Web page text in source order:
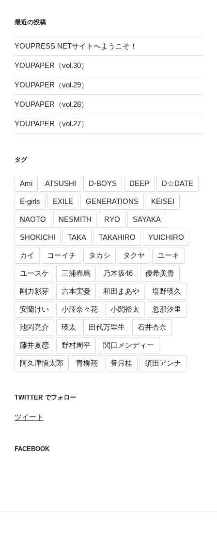
最近の投稿
YOUPRESS NETサイトへようこそ！
YOUPAPER（vol.30）
YOUPAPER（vol.29）
YOUPAPER（vol.28）
YOUPAPER（vol.27）
タグ
Ami ATSUSHI D-BOYS DEEP D☆DATE
E-girls EXILE GENERATIONS KEISEI
NAOTO NESMITH RYO SAYAKA
SHOKICHI TAKA TAKAHIRO YUICHIRO
カイ コーイチ タカシ タクヤ ユーキ
ユースケ 三浦春馬 乃木坂46 優希美青
剛力彩芽 吉本実憂 和田まあや 塩野瑛久
安蘭けい 小澤奈々花 小関裕太 忽那汐里
池岡亮介 瑛太 田代万里生 石井杏奈
藤井夏恋 野村周平 関口メンディー
阿久津愼太郎 青柳翔 音月桂 須田アンナ
TWITTER でフォロー
ツイート
FACEBOOK